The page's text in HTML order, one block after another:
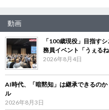
動画
「100歳現役」目指す
務員イベント「うぇるね
2026年8月4日
AI時代、「暗黙知」は継承できるの
ル
2026年8月3日